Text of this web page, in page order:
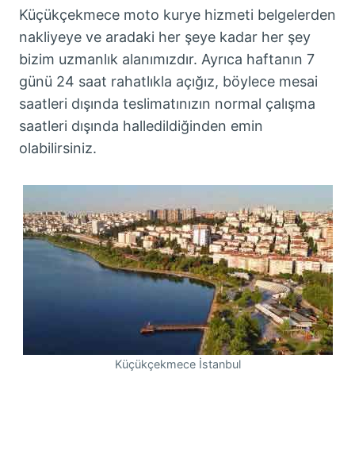
Küçükçekmece moto kurye hizmeti belgelerden
nakliyeye ve aradaki her şeye kadar her şey
bizim uzmanlık alanımızdır. Ayrıca haftanın 7
günü 24 saat rahatlıkla açığız, böylece mesai
saatleri dışında teslimatınızın normal çalışma
saatleri dışında halledildiğinden emin
olabilirsiniz.
Küçükçekmece İstanbul